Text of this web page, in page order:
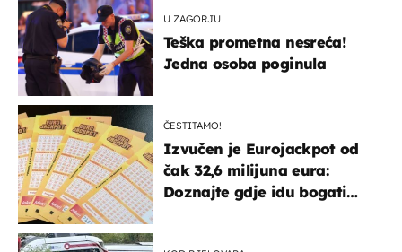
U ZAGORJU
Teška prometna nesreća!
Jedna osoba poginula
ČESTITAMO!
Izvučen je Eurojackpot od
čak 32,6 milijuna eura:
Doznajte gdje idu bogati